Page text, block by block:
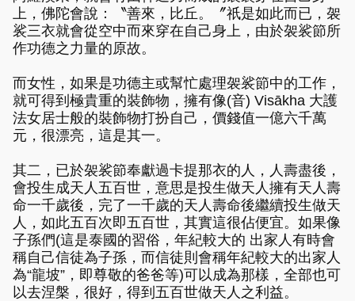
上，佛陀會說：〝善來，比丘。〞祇是如此而已，袈
裟三衣就會從空中而來穿在自己身上，由於袈裟節所
作功德之力量的原故。
而女性，如果是功德主或幫忙處理袈裟節中的工作，
就可得到極貴重的裝飾物，擁有像(音) Visākha 大護
法女居士般的裝飾物打扮自己，價錢值一億六千萬
元，很漂亮，這是其一。
其二，已於袈裟節奉獻過卡提那衣的人，人壽盡後，
會投生成天人五百世，意思是投生做天人擁有天人壽
命一千歲後，完了一千歲的天人壽命後繼續投生做天
人，如此五百次即五百世，其實這很佔便宜。如果像
子孫們(這是泰國的習俗，年紀較大的 出家人有時會
稱自己信徒為子孫，而信徒則會稱年紀較大的出家人
為“龍坡”，即尊敬的爸爸等)可以成為那樣，全部也可
以去涅槃，很好，得到五百世做天人之利益。